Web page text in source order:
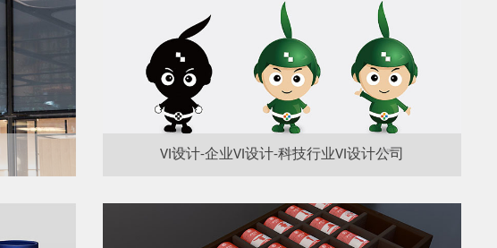
VI设计-企业VI设计-科技行业VI设计公司